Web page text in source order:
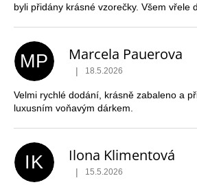
byli přidány krásné vzorečky. Všem vřele
MP Marcela Pauerova
Hodnocení obchodu je 5 z 5
| 18.5.2026
Velmi rychlé dodání, krásně zabaleno a
luxusním voňavým dárkem.
IK Ilona Klimentová
Hodnocení obchodu je 5 z 5
| 15.5.2026